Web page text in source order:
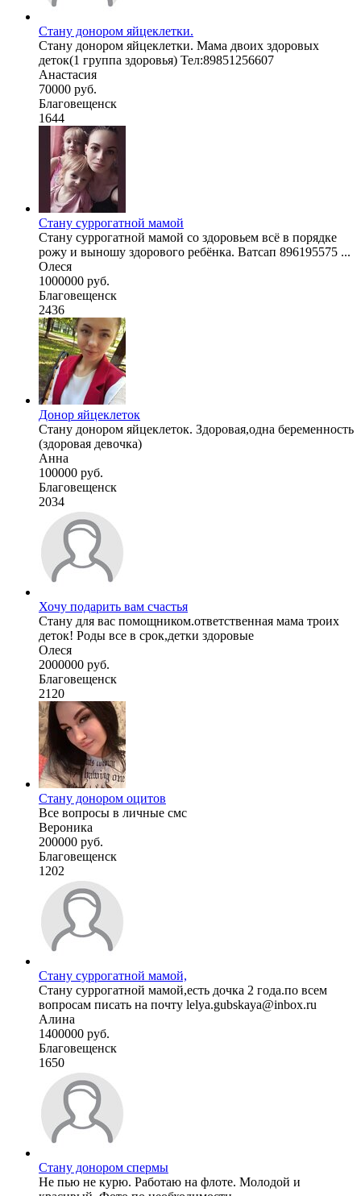
Стану донором яйцеклетки.
Стану донором яйцеклетки. Мама двоих здоровых
деток(1 группа здоровья) Тел:89851256607
Анастасия
70000 руб.
Благовещенск
1644
Стану суррогатной мамой
Стану суррогатной мамой со здоровьем всё в порядке
рожу и выношу здорового ребёнка. Ватсап 896195575 ...
Олеся
1000000 руб.
Благовещенск
2436
Донор яйцеклеток
Стану донором яйцеклеток. Здоровая,одна беременность
(здоровая девочка)
Анна
100000 руб.
Благовещенск
2034
Хочу подарить вам счастья
Стану для вас помощником.ответственная мама троих
деток! Роды все в срок,детки здоровые
Олеся
2000000 руб.
Благовещенск
2120
Стану донором оцитов
Все вопросы в личные смс
Вероника
200000 руб.
Благовещенск
1202
Стану суррогатной мамой,
Стану суррогатной мамой,есть дочка 2 года.по всем
вопросам писать на почту lelya.gubskaya@inbox.ru
Алина
1400000 руб.
Благовещенск
1650
Стану донором спермы
Не пью не курю. Работаю на флоте. Молодой и